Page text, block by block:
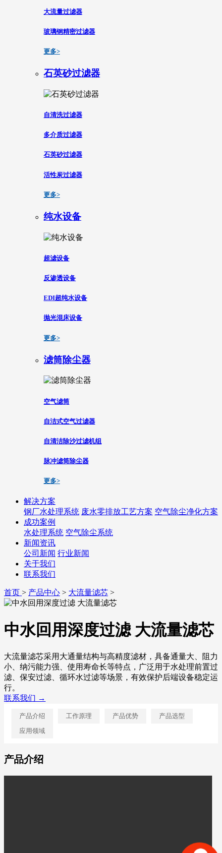
大流量过滤器
玻璃钢精密过滤器
更多>
石英砂过滤器
自清洗过滤器
多介质过滤器
石英砂过滤器
活性炭过滤器
更多>
纯水设备
超滤设备
反渗透设备
EDI超纯水设备
抛光混床设备
更多>
滤筒除尘器
空气滤筒
自洁式空气过滤器
自清洁除沙过滤机组
脉冲滤筒除尘器
更多>
解决方案
钢厂水处理系统 废水零排放工艺方案 空气除尘净化方案
成功案例
水处理系统 空气除尘系统
新闻资讯
公司新闻 行业新闻
关于我们
联系我们
首页 > 产品中心 > 大流量滤芯 >
中水回用深度过滤 大流量滤芯
大流量滤芯采用大通量结构与高精度滤材，具备通量大、阻力
小、纳污能力强、使用寿命长等特点，广泛用于水处理前置过
滤、保安过滤、循环水过滤等场景，有效保护后端设备稳定运
行。
联系我们 →
产品介绍 工作原理 产品优势
产品选型
应用领域
产品介绍